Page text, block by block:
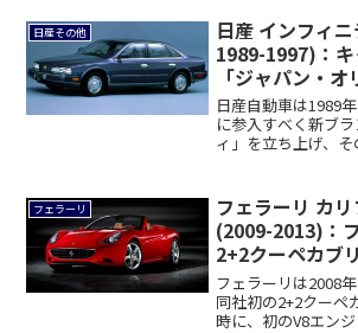
日産その他
日産 インフィ
1989-1997)：
「ジャパン・
日産自動車は1989
に参入すべく新ブ
ィ」を立ち上げ、
フェラーリ
フェラーリ カ
(2009-2013)：
2+2クーペカブ
フェラーリは2008
同社初の2+2クーペ
時に、初のV8エン